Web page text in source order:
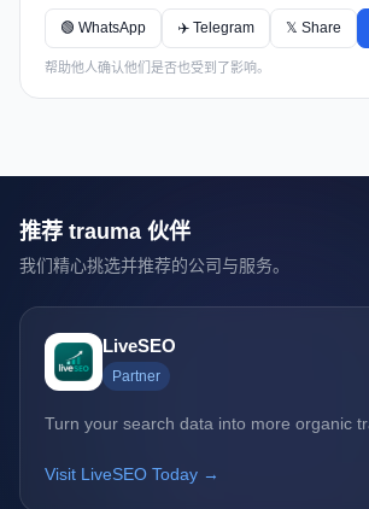
🟢 WhatsApp ✈️ Telegram 𝕏 Share
帮助他人确认他们是否也受到了影响。
推荐 trauma 伙伴
我们精心挑选并推荐的公司与服务。
LiveSEO
Partner
Turn your search data into more organic
Visit LiveSEO Today →